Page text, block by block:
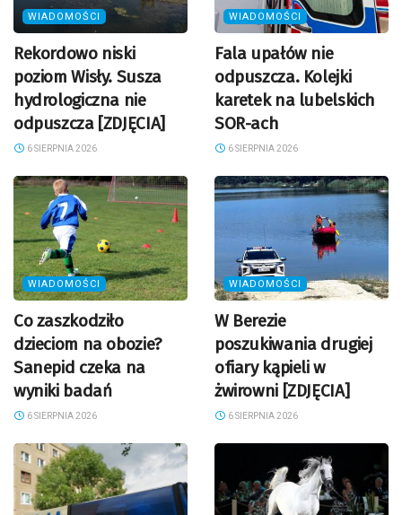
WIADOMOŚCI
Rekordowo niski
poziom Wisły. Susza
hydrologiczna nie
odpuszcza [ZDJĘCIA]
6 SIERPNIA 2026
WIADOMOŚCI
Fala upałów nie
odpuszcza. Kolejki
karetek na lubelskich
SOR-ach
6 SIERPNIA 2026
WIADOMOŚCI
Co zaszkodziło
dzieciom na obozie?
Sanepid czeka na
wyniki badań
6 SIERPNIA 2026
WIADOMOŚCI
W Berezie
poszukiwania drugiej
ofiary kąpieli w
żwirowni [ZDJĘCIA]
6 SIERPNIA 2026